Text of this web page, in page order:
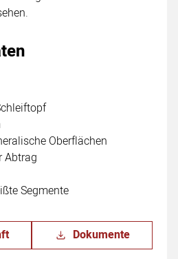
Oberflächen
Abtrag
Segmente
Dokumente